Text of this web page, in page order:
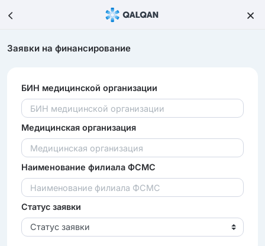
Заявки на финансирование
БИН медицинской организации
Медицинская организация
Наименование филиала ФСМС
Статус заявки
Статус заявки